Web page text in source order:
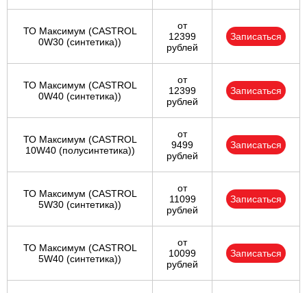
ТО Максимум (CASTROL
0W30 (синтетика))
от
12399
рублей
Записаться
ТО Максимум (CASTROL
0W40 (синтетика))
от
12399
рублей
Записаться
ТО Максимум (CASTROL
10W40 (полусинтетика))
от
9499
рублей
Записаться
ТО Максимум (CASTROL
5W30 (синтетика))
от
11099
рублей
Записаться
ТО Максимум (CASTROL
5W40 (синтетика))
от
10099
рублей
Записаться